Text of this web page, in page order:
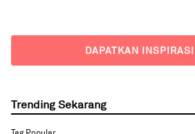
DAPATKAN
Trending Sekarang